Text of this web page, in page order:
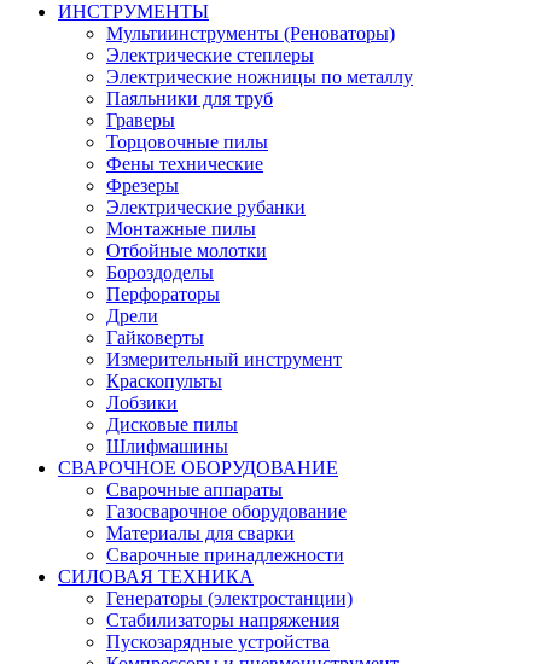
ИНСТРУМЕНТЫ
Мультиинструменты (Реноваторы)
Электрические степлеры
Электрические ножницы по металлу
Паяльники для труб
Граверы
Торцовочные пилы
Фены технические
Фрезеры
Электрические рубанки
Монтажные пилы
Отбойные молотки
Бороздоделы
Перфораторы
Дрели
Гайковерты
Измерительный инструмент
Краскопульты
Лобзики
Дисковые пилы
Шлифмашины
СВАРОЧНОЕ ОБОРУДОВАНИЕ
Сварочные аппараты
Газосварочное оборудование
Материалы для сварки
Сварочные принадлежности
СИЛОВАЯ ТЕХНИКА
Генераторы (электростанции)
Стабилизаторы напряжения
Пускозарядные устройства